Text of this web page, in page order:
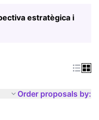
estratègica i
Order proposals by: